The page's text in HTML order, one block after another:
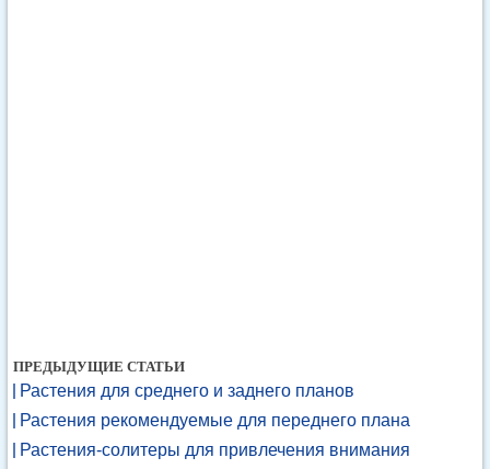
ПРЕДЫДУЩИЕ СТАТЬИ
Растения для среднего и заднего планов
Растения рекомендуемые для переднего плана
Растения-солитеры для привлечения внимания